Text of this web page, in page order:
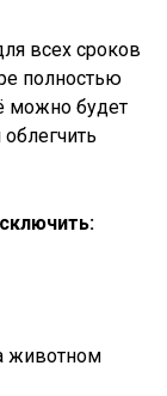
всех сроков
полностью
можно будет
животном